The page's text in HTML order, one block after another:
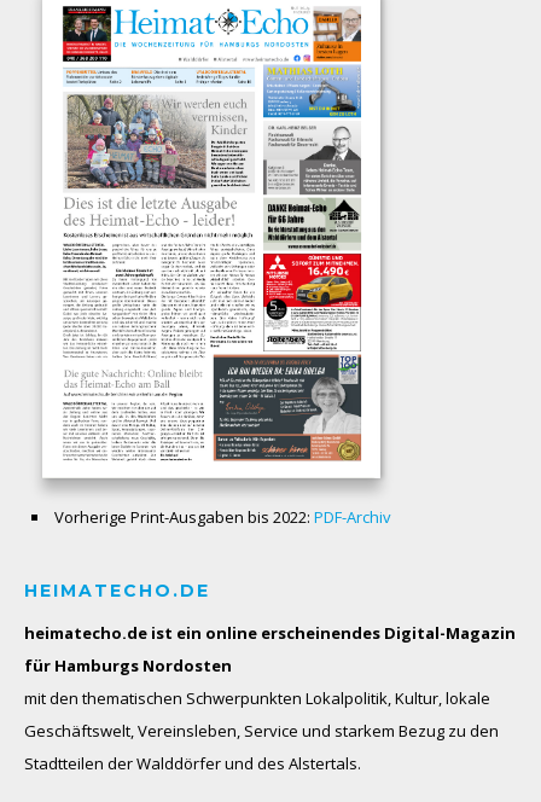
Vorherige Print-Ausgaben bis 2022: PDF-Archiv
HEIMATECHO.DE
heimatecho.de ist ein online erscheinendes Digital-Magazin
für Hamburgs Nordosten
mit den thematischen Schwerpunkten Lokalpolitik, Kultur, lokale
Geschäftswelt, Vereinsleben, Service und starkem Bezug zu den
Stadtteilen der Walddörfer und des Alstertals.